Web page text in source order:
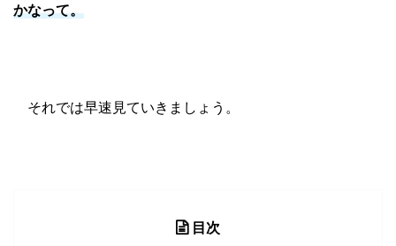
かなって。
それでは早速見ていきましょう。
目次